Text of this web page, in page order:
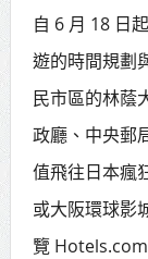
自 6 月 18 日
遊的時間規劃
民市區的林蔭
政廳、中央郵
值飛往日本瘋
或大阪環球影
覽